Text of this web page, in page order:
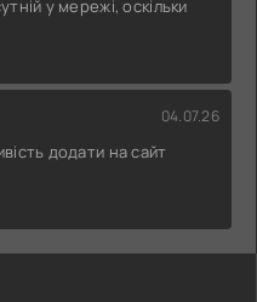
у мережі, оскільки
04.07.26
додати на сайт